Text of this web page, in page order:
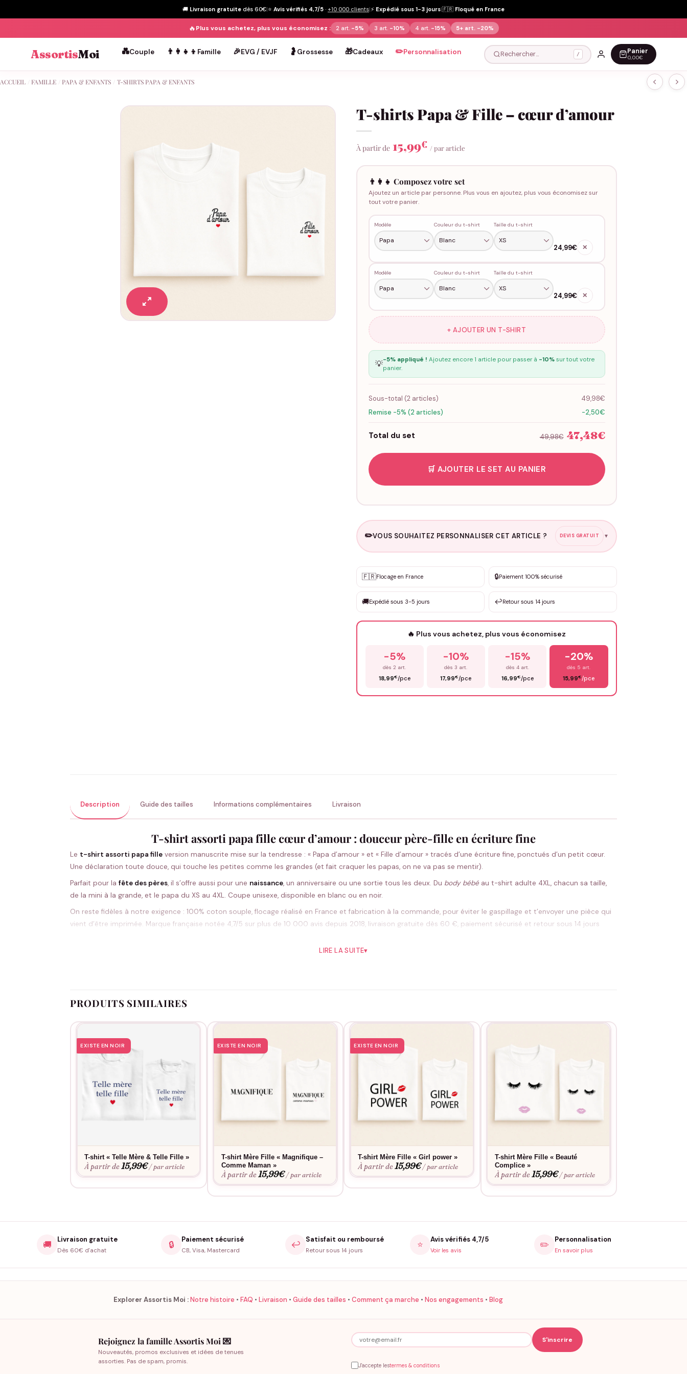
🚚 Livraison gratuite dès 60€|⭐ Avis vérifiés 4,7/5 · +10 000 clients|⚡ Expédié sous 1-3 jours|🇫🇷 Floqué en France
🔥Plus vous achetez, plus vous économisez : 2 art. -5% 3 art. -10% 4 art. -15% 5+ art. -20%
AssortisMoi 💑Couple 👨‍👩‍👧‍👦 Famille 🎉EVG / EVJF 🤰 Grossesse 🎁Cadeaux ✏️Personnalisation Rechercher… / Panier
0,00€
ACCUEIL FAMILLE PAPA & ENFANTS T-SHIRTS PAPA & ENFANTS
T-shirts Papa & Fille – cœur d’amour
À partir de 15,99€ / par article
👨‍👩‍👧 Composez votre set
Ajoutez un article par personne. Plus vous en ajoutez, plus vous économisez sur
tout votre panier.
Modèle Couleur du t-shirt Taille du t-shirt
24,99€ ✕
Modèle Couleur du t-shirt Taille du t-shirt
24,99€ ✕
+ AJOUTER UN T-SHIRT
💡-5% appliqué ! Ajoutez encore 1 article pour passer à -10%sur tout votre
panier.
Sous-total (2articles)
49,98€
Remise -5% (2 articles)
-2,50€
Total du set 49,98€ 47,48€
🛒 AJOUTER LE SET AU PANIER
✏️VOUS SOUHAITEZ PERSONNALISER CET ARTICLE ? DEVIS GRATUIT ▼
✨ Personnalisation sur mesure
DEVIS GRATUIT · Personnalisation de 3 à 10€ selon la demande
Que souhaitez-vous ?
🇫🇷Flocage en France 🔒Paiement 100% sécurisé
🚚Expédié sous 3-5 jours ↩️Retour sous 14 jours
🔥 Plus vous achetez, plus vous économisez
-5%
dès 2 art.
18,99€/pce
-10%
dès 3 art.
17,99€/pce
-15%
dès 4 art.
16,99€/pce
-20%
dès 5 art.
15,99€/pce
Description Guide des tailles Informations complémentaires Livraison
T-shirt assorti papa fille cœur d’amour : douceur père-fille en écriture fine
Le t-shirt assorti papa fille version manuscrite mise sur la tendresse : « Papa d’amour » et « Fille d’amour » tracés d’une écriture fine, ponctués d’un petit cœur.
Une déclaration toute douce, qui touche les petites comme les grandes (et fait craquer les papas, on ne va pas se mentir).
Parfait pour la fête des pères, il s’offre aussi pour une naissance, un anniversaire ou une sortie tous les deux. Du body bébé au t-shirt adulte 4XL, chacun sa taille,
de la mini à la grande, et le papa du XS au 4XL. Coupe unisexe, disponible en blanc ou en noir.
On reste fidèles à notre exigence : 100% coton souple, flocage réalisé en France et fabrication à la commande, pour éviter le gaspillage et t’envoyer une pièce qui
vient d’être imprimée. Marque française notée 4,7/5 sur plus de 10 000 avis depuis 2018, livraison gratuite dès 60 €, paiement sécurisé et retour sous 14 jours
L’entretien est tout simple : machine à 30°C sur l’envers, sans adoucissant, séchage à l’air libre, et jamais de fer directement sur le motif. Le duo père-fille délicat
LIRE LA SUITE▾
PRODUITS SIMILAIRES
EXISTE EN NOIR
T-shirt « Telle Mère & Telle Fille »
À partir de15,99€ / par article
EXISTE EN NOIR
T-shirt Mère Fille « Magnifique –
Comme Maman »
À partir de15,99€ / par article
EXISTE EN NOIR
T-shirt Mère Fille « Girl power »
À partir de15,99€ / par article
T-shirt Mère Fille « Beauté
Complice »
À partir de15,99€ / par article
🚚 Livraison gratuite
Dès 60€ d'achat
🔒 Paiement sécurisé
CB, Visa, Mastercard
↩️ Satisfait ou remboursé
Retour sous 14 jours
⭐ Avis vérifiés 4,7/5
Voir les avis ✏️ Personnalisation
En savoir plus
Explorer Assortis Moi :Notre histoire • FAQ • Livraison • Guide des tailles • Comment ça marche • Nos engagements • Blog
Rejoignez la famille Assortis Moi 💌
Nouveautés, promos exclusives et idées de tenues
assorties. Pas de spam, promis.
J'accepte lestermes & conditions